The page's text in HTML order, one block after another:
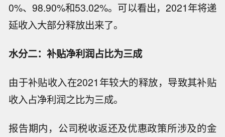
0%、98.90%和53.02%。可以看出，2021年将递
延收入大部分释放出来了。
水分二：补贴净利润占比为三成
由于补贴收入在2021年较大的释放，导致其补贴
收入占净利润之比为三成。
报告期内，公司税收返还及优惠政策所涉及的金